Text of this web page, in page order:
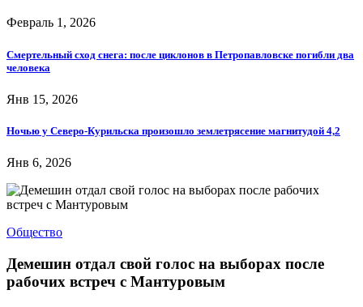
Февраль 1, 2026
Смертельный сход снега: после циклонов в Петропавловске погибли два
человека
Янв 15, 2026
Ночью у Северо-Курильска произошло землетрясение магнитудой 4,2
Янв 6, 2026
Общество
Демешин отдал свой голос на выборах после
рабочих встреч с Мантуровым